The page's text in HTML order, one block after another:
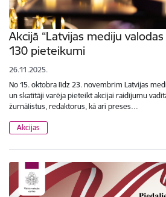
Akcijā “Latvijas mediju
130 pieteikumi
26.11.2025.
No 15. oktobra līdz 23. novembrim Latvijas
un skatītāji varēja pieteikt akcijai raidījumu
žurnālistus, redaktorus, kā arī preses…
Akcijas